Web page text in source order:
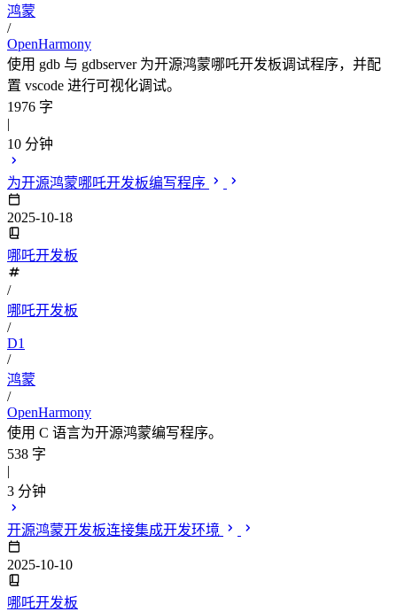
鸿蒙
/
OpenHarmony
使用 gdb 与 gdbserver 为开源鸿蒙哪吒开发板调试程序，并配
置 vscode 进行可视化调试。
1976 字
|
10 分钟
为开源鸿蒙哪吒开发板编写程序
2025-10-18
哪吒开发板
/
哪吒开发板
/
D1
/
鸿蒙
/
OpenHarmony
使用 C 语言为开源鸿蒙编写程序。
538 字
|
3 分钟
开源鸿蒙开发板连接集成开发环境
2025-10-10
哪吒开发板